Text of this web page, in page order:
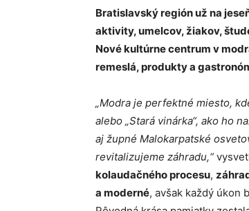
Bratislavský región už na
aktivity, umelcov, žiakov,
Nové kultúrne centrum v
remeslá, produkty a
„Modra je perfektné miesto,
alebo „Stará vinárka“, ako ho
aj župné Malokarpatské
revitalizujeme záhradu,“
kolaudačného procesu,
a moderné, avšak každý úkon